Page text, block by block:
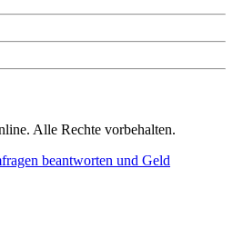
Alle Rechte vorbehalten.